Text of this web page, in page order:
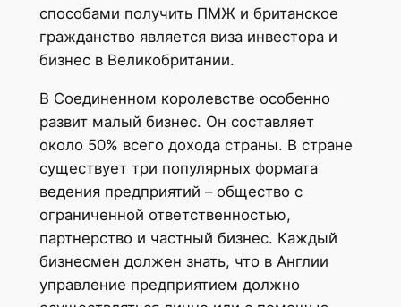
способами получить ПМЖ и британское
гражданство является виза инвестора и
бизнес в Великобритании.
В Соединенном королевстве особенно
развит малый бизнес. Он составляет
около 50% всего дохода страны. В стране
существует три популярных формата
ведения предприятий – общество с
ограниченной ответственностью,
партнерство и частный бизнес. Каждый
бизнесмен должен знать, что в Англии
управление предприятием должно